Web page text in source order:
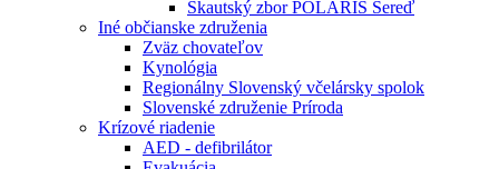
Skautský zbor POLARIS Sereď
Iné občianske združenia
Zväz chovateľov
Kynológia
Regionálny Slovenský včelársky spolok
Slovenské združenie Príroda
Krízové riadenie
AED - defibrilátor